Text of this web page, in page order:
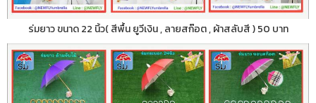
ร่มยาว ขนาด 22 นิ้ว( สีพื้น ยูวีเงิน , ลายสก๊อต , ผ้าสลับสี ) 50 บาท